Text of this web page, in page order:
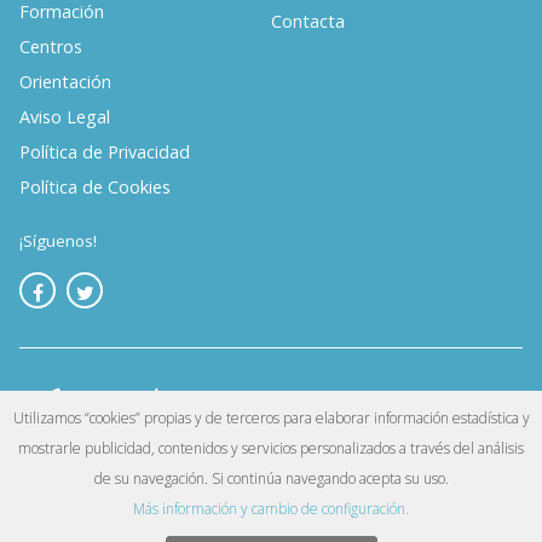
Formación
Centros
Orientación
Aviso Legal
Política de Privacidad
Política de Cookies
Contacta
¡Síguenos!
. Reservados todos los derechos.
Utilizamos “cookies” propias y de terceros para elaborar información estadística y
mostrarle publicidad, contenidos y servicios personalizados a través del análisis
de su navegación. Si continúa navegando acepta su uso.
Más información y cambio de configuración.